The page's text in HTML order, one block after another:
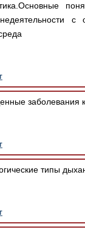
заболевания
типы